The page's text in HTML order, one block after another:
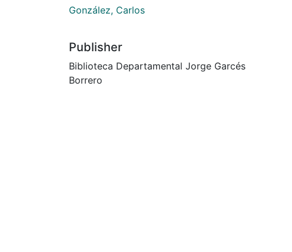
González, Carlos
Publisher
Biblioteca Departamental Jorge Garcés
Borrero